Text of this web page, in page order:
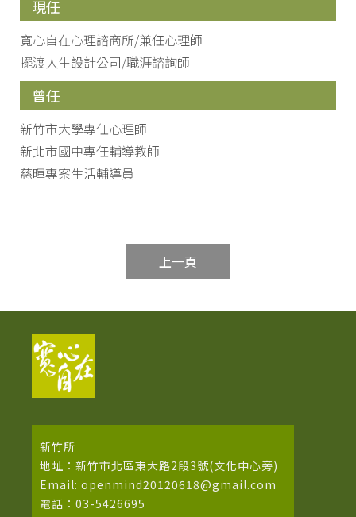
現任
寬心自在心理諮商所/兼任心理師
擺渡人生設計公司/職涯諮詢師
曾任
新竹市大學專任心理師
新北市國中專任輔導教師
慈暉專案生活輔導員
上一頁
新竹所
地址：新竹市北區東大路2段3號(文化中心旁)
Email: openmind20120618@gmail.com
電話：03-5426695